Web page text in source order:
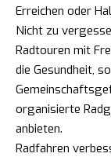
Erreichen oder
Nicht zu
Radtouren mit
die Gesundheit,
organisierte
anbieten.
Radfahren